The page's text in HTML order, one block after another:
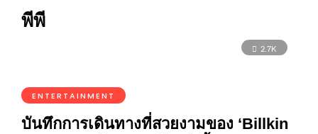
พีพี
2.7K
ENTERTAINMENT
บันทึกการเดินทางที่สวยงามของ ‘Billkin